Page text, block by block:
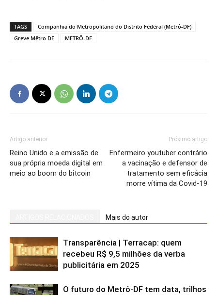
TAGS
Companhia do Metropolitano do Distrito Federal (Metrô-DF)
Greve Mêtro DF
METRÔ-DF
Artigo anterior
Reino Unido e a emissão de
sua própria moeda digital em
meio ao boom do bitcoin
Próximo artigo
Enfermeiro youtuber contrário
a vacinação e defensor de
tratamento sem eficácia
morre vítima da Covid-19
Mais do autor
Transparência | Terracap: quem
recebeu R$ 9,5 milhões da verba
publicitária em 2025
O futuro do Metrô-DF tem data, trilhos